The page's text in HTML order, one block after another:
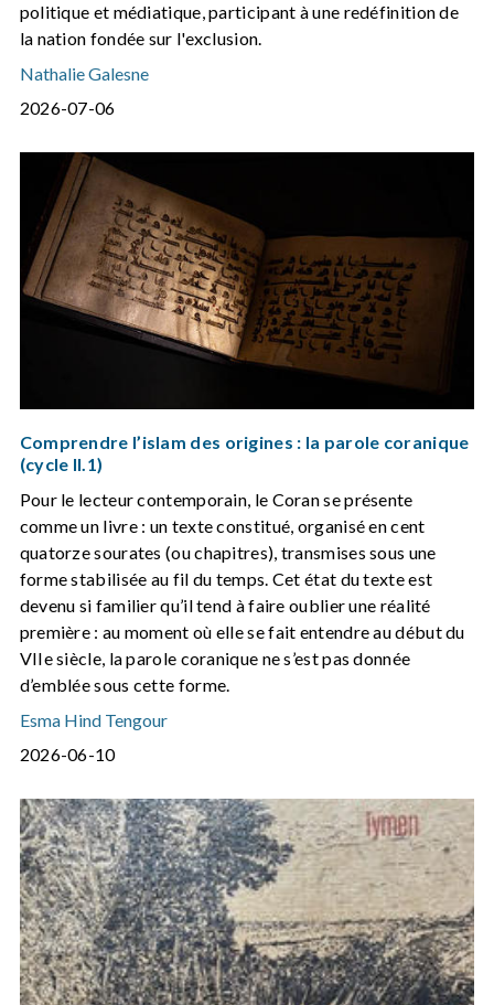
politique et médiatique, participant à une redéfinition de
la nation fondée sur l'exclusion.
Nathalie Galesne
2026-07-06
Comprendre l’islam des origines : la parole coranique
(cycle II.1)
Pour le lecteur contemporain, le Coran se présente
comme un livre : un texte constitué, organisé en cent
quatorze sourates (ou chapitres), transmises sous une
forme stabilisée au fil du temps. Cet état du texte est
devenu si familier qu’il tend à faire oublier une réalité
première : au moment où elle se fait entendre au début du
VIIe siècle, la parole coranique ne s’est pas donnée
d’emblée sous cette forme.
Esma Hind Tengour
2026-06-10